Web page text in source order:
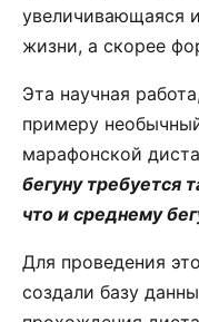
увеличивающаяся
жизни, а скорее
Эта научная
примеру
марафонской
бегуну требуется
что и среднему
Для проведения
создали базу